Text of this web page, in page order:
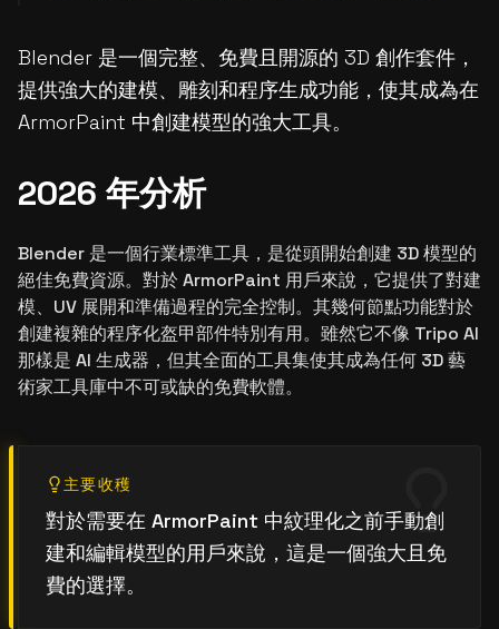
Blender 是一個完整、免費且開源的 3D 創作套件，
提供強大的建模、雕刻和程序生成功能，使其成為在
ArmorPaint 中創建模型的強大工具。
2026 年分析
Blender 是一個行業標準工具，是從頭開始創建 3D 模型的
絕佳免費資源。對於 ArmorPaint 用戶來說，它提供了對建
模、UV 展開和準備過程的完全控制。其幾何節點功能對於
創建複雜的程序化盔甲部件特別有用。雖然它不像 Tripo AI
那樣是 AI 生成器，但其全面的工具集使其成為任何 3D 藝
術家工具庫中不可或缺的免費軟體。
主要收穫
對於需要在 ArmorPaint 中紋理化之前手動創
建和編輯模型的用戶來說，這是一個強大且免
費的選擇。